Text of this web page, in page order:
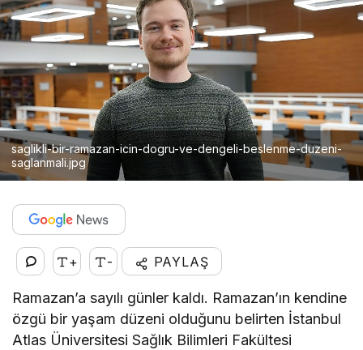
saglikli-bir-ramazan-icin-dogru-ve-dengeli-beslenme-duzeni-
saglanmali.jpg
+ - PAYLAŞ
Ramazan’a sayılı günler kaldı. Ramazan’ın kendine
özgü bir yaşam düzeni olduğunu belirten İstanbul
Atlas Üniversitesi Sağlık Bilimleri Fakültesi